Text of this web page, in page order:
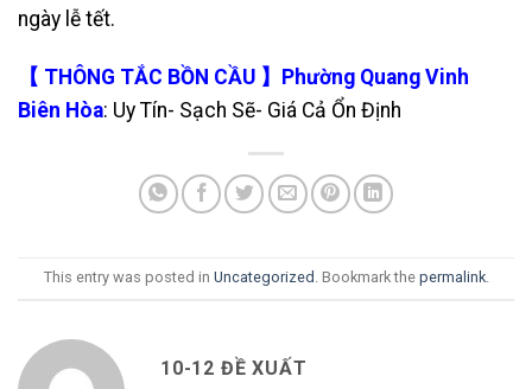
ngày lễ tết.
【 THÔNG TẮC BỒN CẦU 】Phường Quang Vinh
Biên Hòa: Uy Tín- Sạch Sẽ- Giá Cả Ổn Định
This entry was posted in Uncategorized . Bookmark the permalink.
10-12 ĐỀ XUẤT